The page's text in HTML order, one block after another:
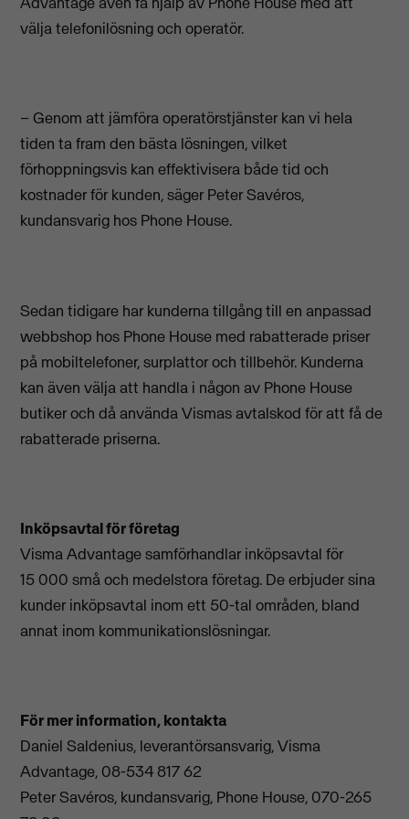
välja telefonilösning och operatör.
– Genom att jämföra operatörstjänster kan vi hela
tiden ta fram den bästa lösningen, vilket
förhoppningsvis kan effektivisera både tid och
kostnader för kunden, säger Peter Savéros,
kundansvarig hos Phone House.
Sedan tidigare har kunderna tillgång till en anpassad
webbshop hos Phone House med rabatterade priser
på mobiltelefoner, surplattor och tillbehör. Kunderna
kan även välja att handla i någon av Phone House
butiker och då använda Vismas avtalskod för att få de
rabatterade priserna.
Inköpsavtal för företag
Visma Advantage samförhandlar inköpsavtal för
15 000 små och medelstora företag. De erbjuder sina
kunder inköpsavtal inom ett 50-tal områden, bland
annat inom kommunikationslösningar.
För mer information, kontakta
Daniel Saldenius, leverantörsansvarig, Visma
Advantage, 08-534 817 62
Peter Savéros, kundansvarig, Phone House, 070-265